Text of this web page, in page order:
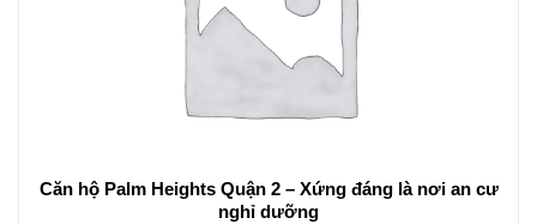
Căn hộ Palm Heights Quận 2 – Xứng đáng là nơi an cư
nghỉ dưỡng